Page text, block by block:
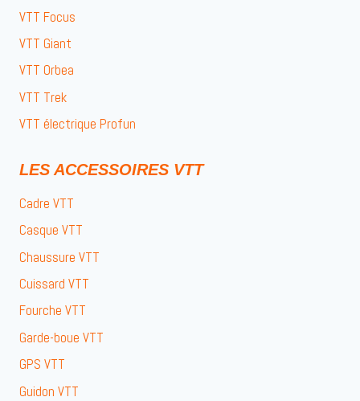
VTT Focus
VTT Giant
VTT Orbea
VTT Trek
VTT électrique Profun
LES ACCESSOIRES VTT
Cadre VTT
Casque VTT
Chaussure VTT
Cuissard VTT
Fourche VTT
Garde-boue VTT
GPS VTT
Guidon VTT